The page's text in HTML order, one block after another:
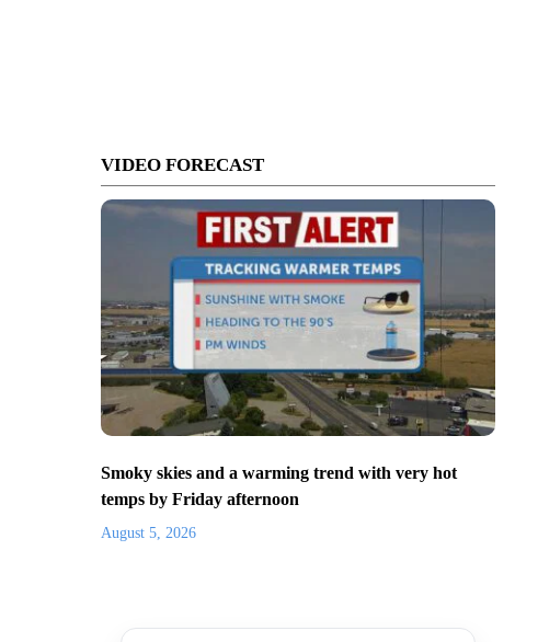
VIDEO FORECAST
Smoky skies and a warming trend with very hot
temps by Friday afternoon
August 5, 2026